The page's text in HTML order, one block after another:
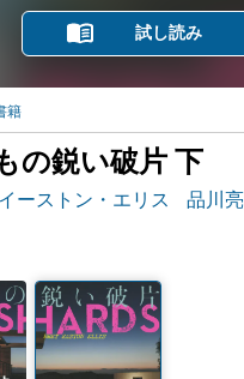
試し読み
籍
の鋭い破片 下
ーストン・エリス 品川亮